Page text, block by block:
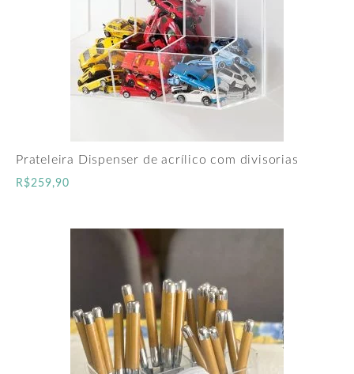
Prateleira Dispenser de acrílico com divisorias
R$259,90